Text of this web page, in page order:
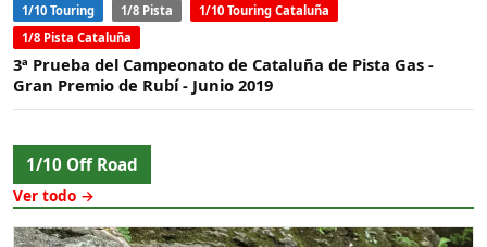
1/10 Touring 1/8 Pista
1/10 Touring Cataluña
1/8 Pista Cataluña
3ª Prueba del Campeonato de Cataluña de Pista Gas -
Gran Premio de Rubí - Junio 2019
1/10 Off Road
Ver todo →